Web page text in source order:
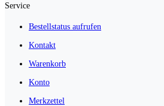
Service
Bestellstatus aufrufen
Kontakt
Warenkorb
Konto
Merkzettel